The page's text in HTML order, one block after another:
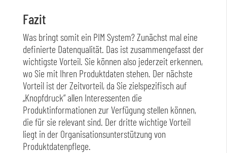
Fazit
Was bringt somit ein PIM System? Zunächst mal eine
definierte Datenqualität. Das ist zusammengefasst der
wichtigste Vorteil. Sie können also jederzeit erkennen,
wo Sie mit Ihren Produktdaten stehen. Der nächste
Vorteil ist der Zeitvorteil, da Sie zielspezifisch auf
„Knopfdruck“ allen Interessenten die
Produktinformationen zur Verfügung stellen können,
die für sie relevant sind. Der dritte wichtige Vorteil
liegt in der Organisationsunterstützung von
Produktdatenpflege.